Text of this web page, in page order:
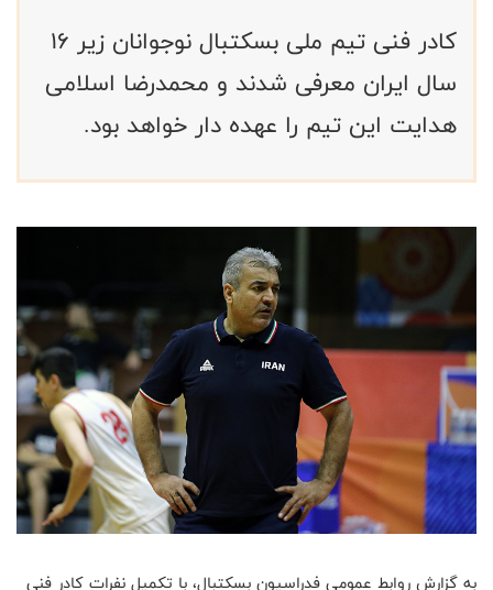
کادر فنی تیم ملی بسکتبال نوجوانان زیر ۱۶
سال ایران معرفی شدند و محمدرضا اسلامی
هدایت این تیم را عهده دار خواهد بود.
به گزارش روابط عمومی فدراسیون بسکتبال، با تکمیل نفرات کادر فنی